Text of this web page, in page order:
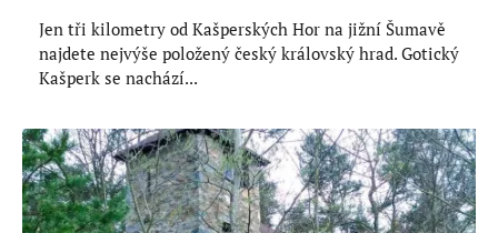
Jen tři kilometry od Kašperských Hor na jižní Šumavě
najdete nejvýše položený český královský hrad. Gotický
Kašperk se nachází...